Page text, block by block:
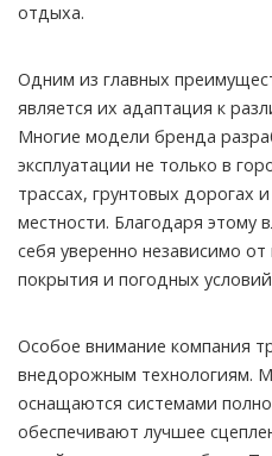
отдыха.
Одним из главных
является их адаптация к
Многие модели бренда
эксплуатации не только в
трассах, грунтовых дорогах
местности. Благодаря этому
себя уверенно независимо
покрытия и погодных
Особое внимание компания
внедорожным технологиям.
оснащаются системами
обеспечивают лучшее